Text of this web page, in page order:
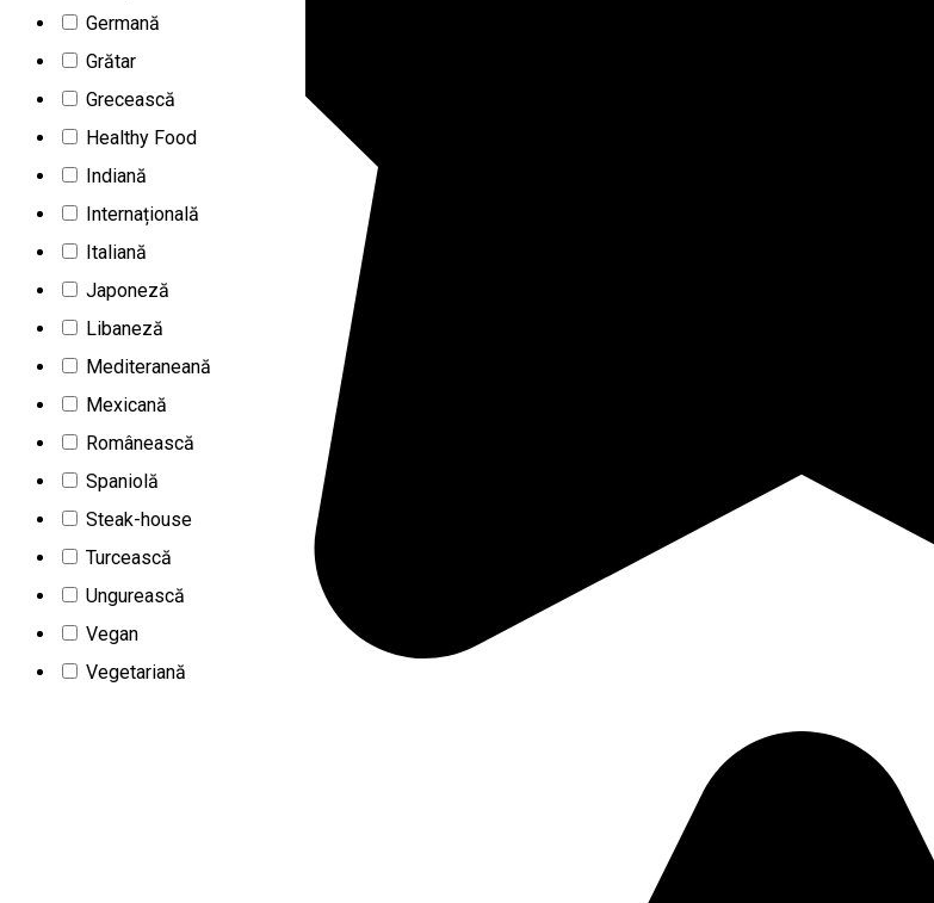
Germană
Grătar
Grecească
Healthy Food
Indiană
Internațională
Italiană
Japoneză
Libaneză
Mediteraneană
Mexicană
Românească
Spaniolă
Steak-house
Turcească
Ungurească
Vegan
Vegetariană